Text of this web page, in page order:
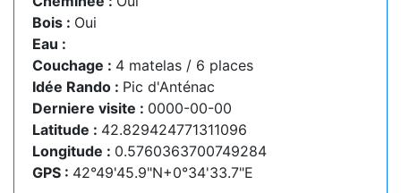
Bois : Oui
Eau :
Couchage : 4 matelas / 6 places
Idée Rando : Pic d'Anténac
Derniere visite : 0000-00-00
Latitude : 42.829424771311096
Longitude : 0.5760363700749284
GPS : 42°49'45.9"N+0°34'33.7"E